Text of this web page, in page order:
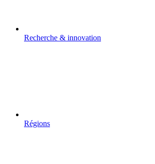
Recherche & innovation
Régions